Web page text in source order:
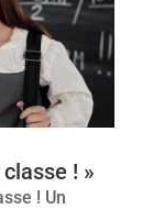
! »
! Un